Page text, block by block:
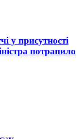
у присутності
потрапило